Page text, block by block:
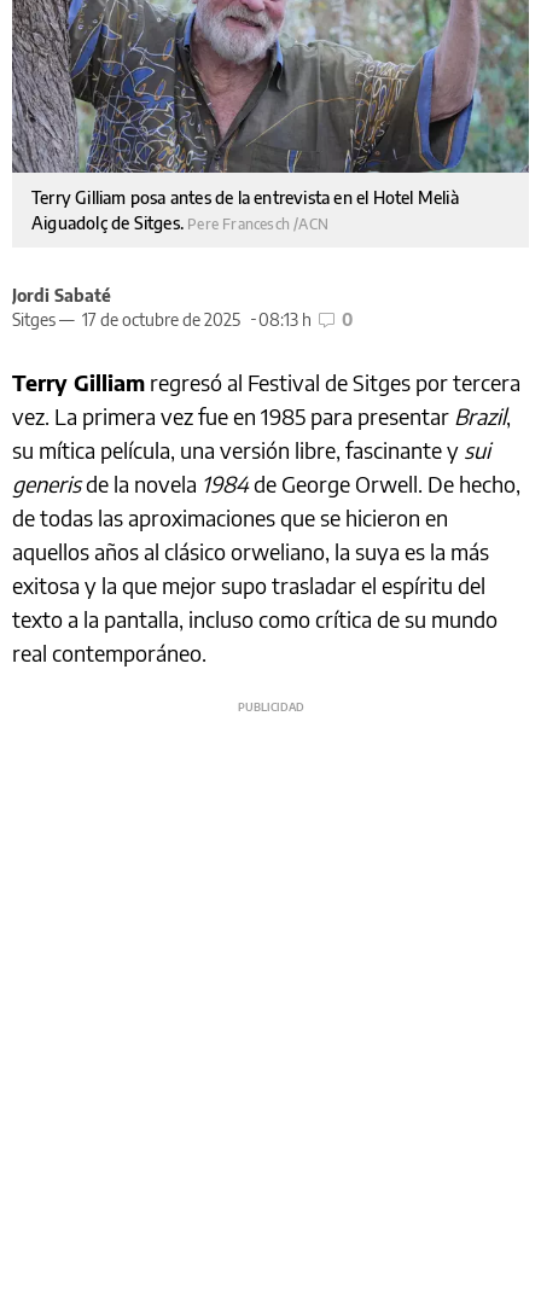
Terry Gilliam posa antes de la entrevista en el Hotel Melià
Aiguadolç de Sitges. Pere Francesch /ACN
Jordi Sabaté
Sitges — 17 de octubre de 2025 08:13 h 0
Terry Gilliam regresó al Festival de Sitges por tercera
vez. La primera vez fue en 1985 para presentar Brazil,
su mítica película, una versión libre, fascinante y sui
generisde la novela 1984de George Orwell. De hecho,
de todas las aproximaciones que se hicieron en
aquellos años al clásico orweliano, la suya es la más
exitosa y la que mejor supo trasladar el espíritu del
texto a la pantalla, incluso como crítica de su mundo
real contemporáneo.